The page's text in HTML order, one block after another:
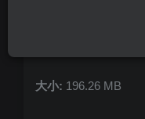
大小: 196.26 MB